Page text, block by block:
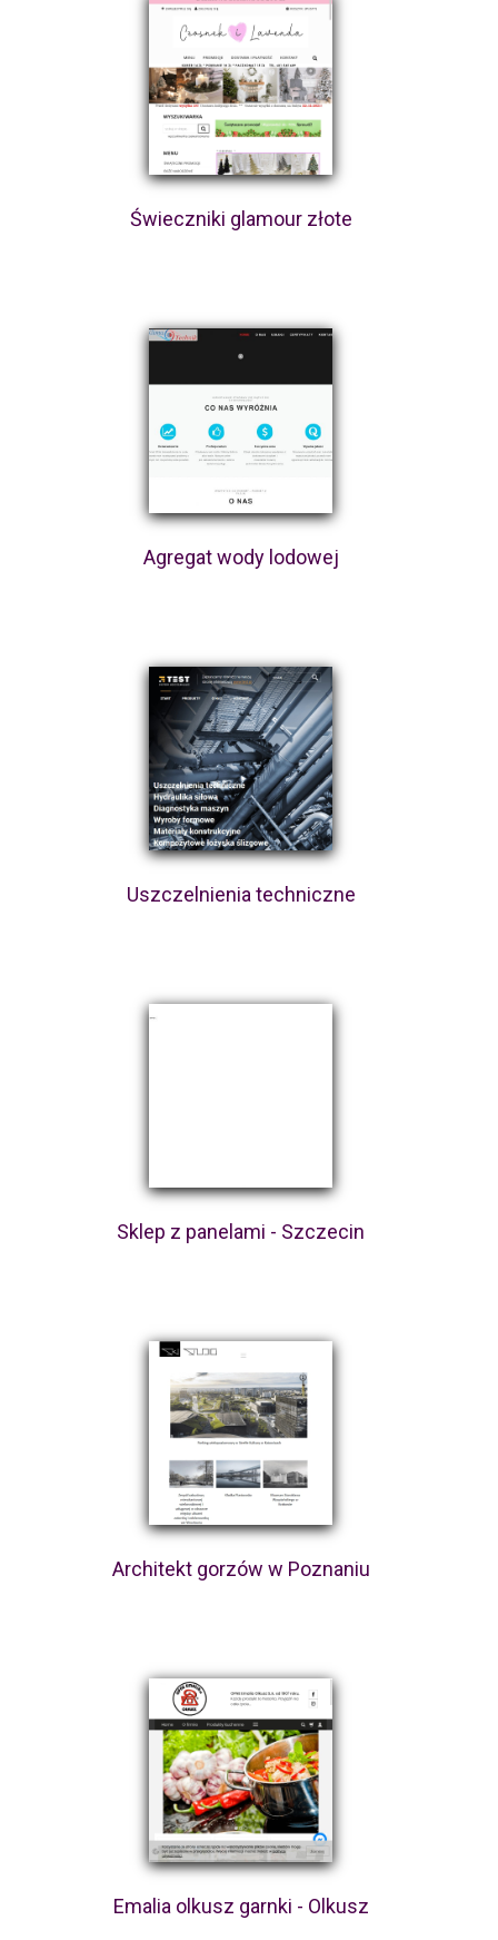
Świeczniki glamour złote
Agregat wody lodowej
Uszczelnienia techniczne
Sklep z panelami - Szczecin
Architekt gorzów w Poznaniu
Emalia olkusz garnki - Olkusz